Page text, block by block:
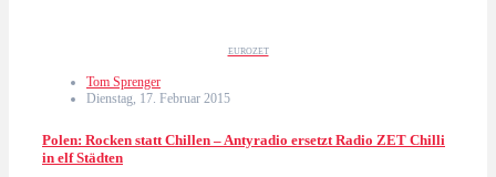
EUROZET
Tom Sprenger
Dienstag, 17. Februar 2015
Polen: Rocken statt Chillen – Antyradio ersetzt Radio ZET Chilli
in elf Städten